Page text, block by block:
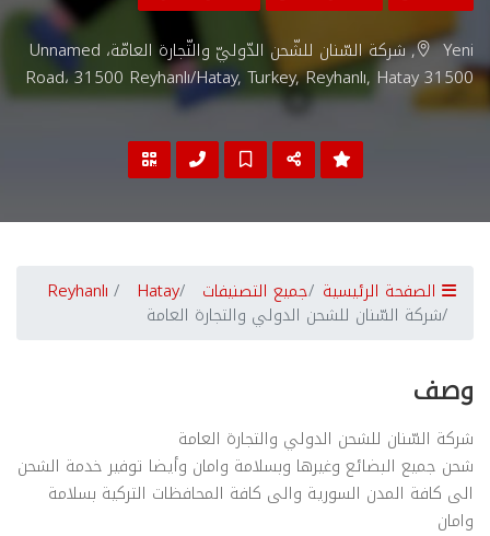
Yeni, شركة السّنان للشّحن الدّوليّ والتّجارة العامّة، Unnamed
Road، 31500 Reyhanlı/Hatay, Turkey, Reyhanlı, Hatay 31500
الصفحة الرئيسية جميع التصنيفات Hatay
Reyhanlı
شركة السّنان للشحن الدولي والتجارة العامة
وصف
شركة السّنان للشحن الدولي والتجارة العامة
شحن جميع البضائع وغيرها وبسلامة وامان وأيضا توفير خدمة الشحن
الى كافة المدن السورية والى كافة المحافظات التركية بسلامة
وامان